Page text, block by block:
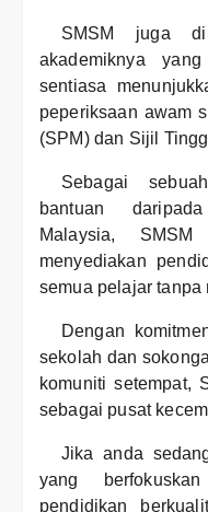
SMSM juga
akademiknya
sentiasa
peperiksaan awam
(SPM) dan Sijil
Sebagai
bantuan
Malaysia,
menyediakan
semua pelajar tanpa
Dengan
sekolah dan
komuniti setempat,
sebagai pusat
Jika anda
yang
pendidikan